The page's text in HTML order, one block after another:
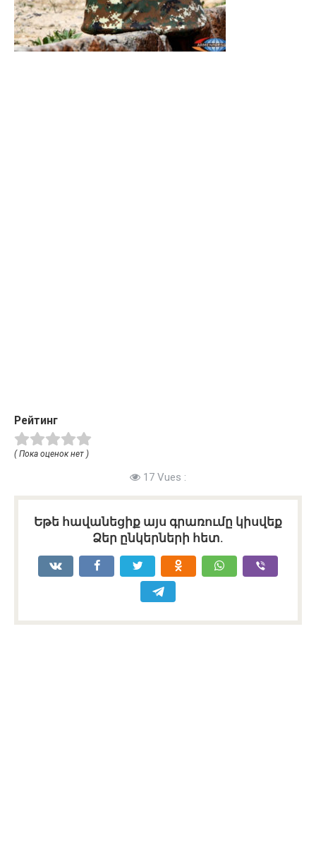
Рейтинг
( Пока оценок нет )
17 Vues :
Եթե հավանեցիք այս գրառումը կիսվեք
Ձեր ընկերների հետ.